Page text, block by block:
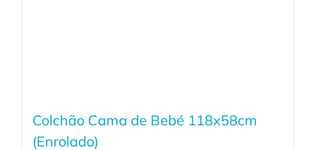
Colchão Cama de Bebé 118x58cm
(Enrolado)